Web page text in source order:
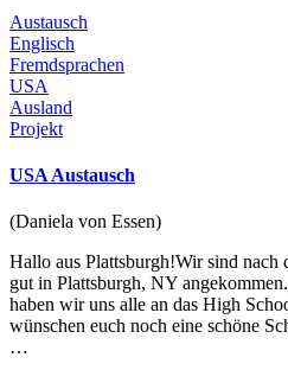
Austausch
Englisch
Fremdsprachen
USA
Ausland
Projekt
USA Austausch
(Daniela von Essen)
Hallo aus Plattsburgh!Wir sind
gut in Plattsburgh, NY
haben wir uns alle an das High
wünschen euch noch eine schöne
…